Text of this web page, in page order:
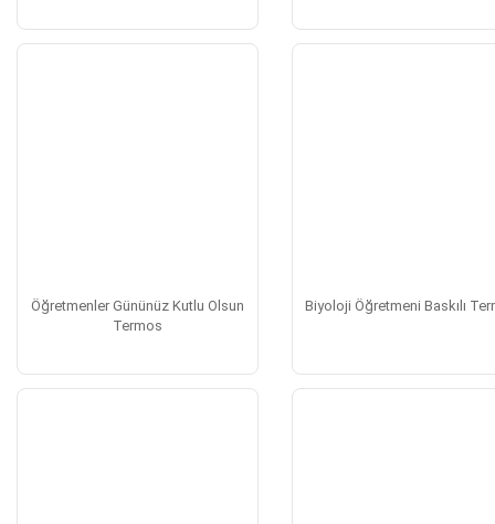
Öğretmenler Gününüz Kutlu Olsun
Termos
Biyoloji Öğretmeni Baskılı